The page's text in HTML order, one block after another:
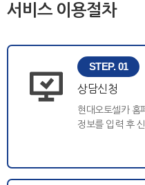
서비스 이용절차
STEP. 01
상담신청
현대오토셀카 홈
정보를 입력 후